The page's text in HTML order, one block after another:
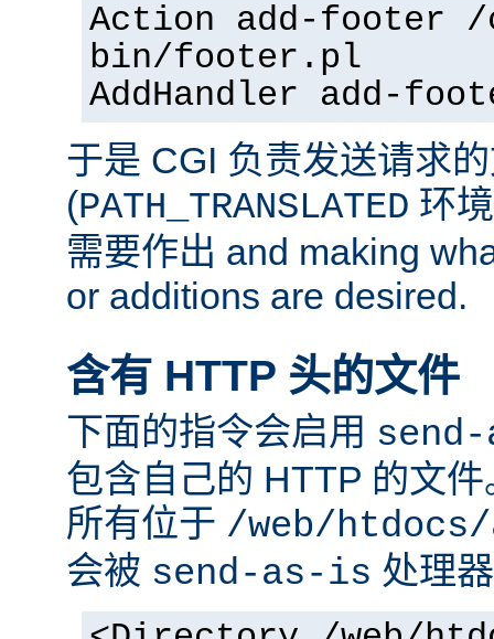
Action add-footer
bin/footer.pl
AddHandler add-
于是 CGI 负责发送请求
(PATH_TRANSLATED 环
需要作出 and making
or additions are desired.
含有 HTTP 头的文件
下面的指令会启用
包含自己的 HTTP 的文
所有位于 /web/
会被 send-as-is 处理